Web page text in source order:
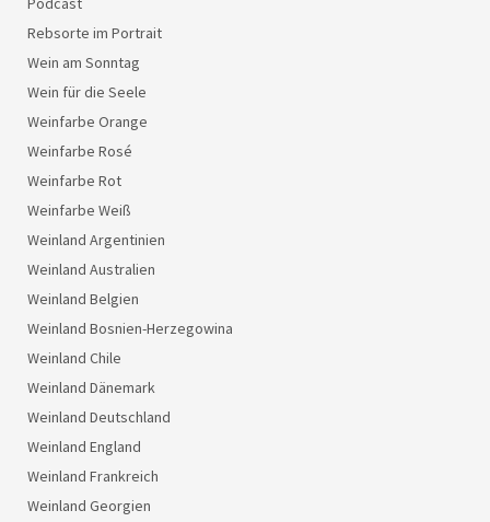
Rebsorte im Portrait
Wein am Sonntag
Wein für die Seele
Weinfarbe Orange
Weinfarbe Rosé
Weinfarbe Rot
Weinfarbe Weiß
Weinland Argentinien
Weinland Australien
Weinland Belgien
Weinland Bosnien-Herzegowina
Weinland Chile
Weinland Dänemark
Weinland Deutschland
Weinland England
Weinland Frankreich
Weinland Georgien